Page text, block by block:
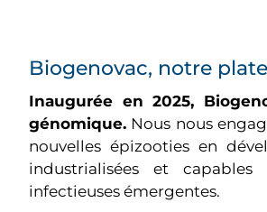
Biogenovac, notre
Inaugurée en 2025,
génomique. Nous nous
nouvelles épizooties en
industrialisées et
infectieuses émergentes.